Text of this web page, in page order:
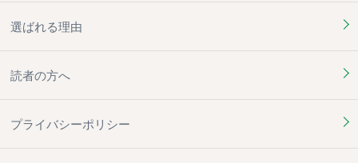
選ばれる理由
読者の方へ
プライバシーポリシー